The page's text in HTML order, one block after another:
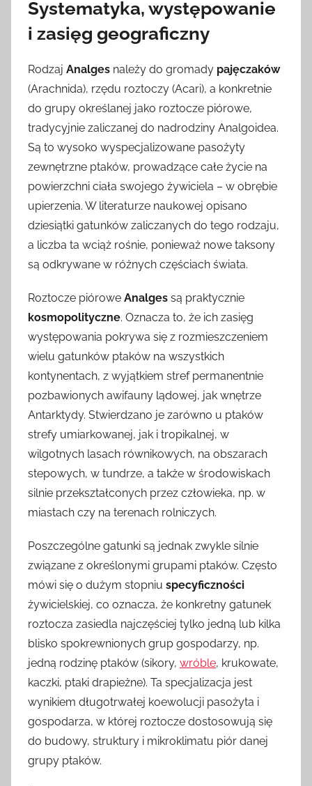
Systematyka, występowanie
i zasięg geograficzny
Rodzaj Analges należy do gromady pajęczaków
(Arachnida), rzędu roztoczy (Acari), a konkretnie
do grupy określanej jako roztocze piórowe,
tradycyjnie zaliczanej do nadrodziny Analgoidea.
Są to wysoko wyspecjalizowane pasożyty
zewnętrzne ptaków, prowadzące całe życie na
powierzchni ciała swojego żywiciela – w obrębie
upierzenia. W literaturze naukowej opisano
dziesiątki gatunków zaliczanych do tego rodzaju,
a liczba ta wciąż rośnie, ponieważ nowe taksony
są odkrywane w różnych częściach świata.
Roztocze piórowe Analges są praktycznie
kosmopolityczne. Oznacza to, że ich zasięg
występowania pokrywa się z rozmieszczeniem
wielu gatunków ptaków na wszystkich
kontynentach, z wyjątkiem stref permanentnie
pozbawionych awifauny lądowej, jak wnętrze
Antarktydy. Stwierdzano je zarówno u ptaków
strefy umiarkowanej, jak i tropikalnej, w
wilgotnych lasach równikowych, na obszarach
stepowych, w tundrze, a także w środowiskach
silnie przekształconych przez człowieka, np. w
miastach czy na terenach rolniczych.
Poszczególne gatunki są jednak zwykle silnie
związane z określonymi grupami ptaków. Często
mówi się o dużym stopniu specyficzności
żywicielskiej, co oznacza, że konkretny gatunek
roztocza zasiedla najczęściej tylko jedną lub kilka
blisko spokrewnionych grup gospodarzy, np.
jedną rodzinę ptaków (sikory, wróble, krukowate,
kaczki, ptaki drapieżne). Ta specjalizacja jest
wynikiem długotrwałej koewolucji pasożyta i
gospodarza, w której roztocze dostosowują się
do budowy, struktury i mikroklimatu piór danej
grupy ptaków.